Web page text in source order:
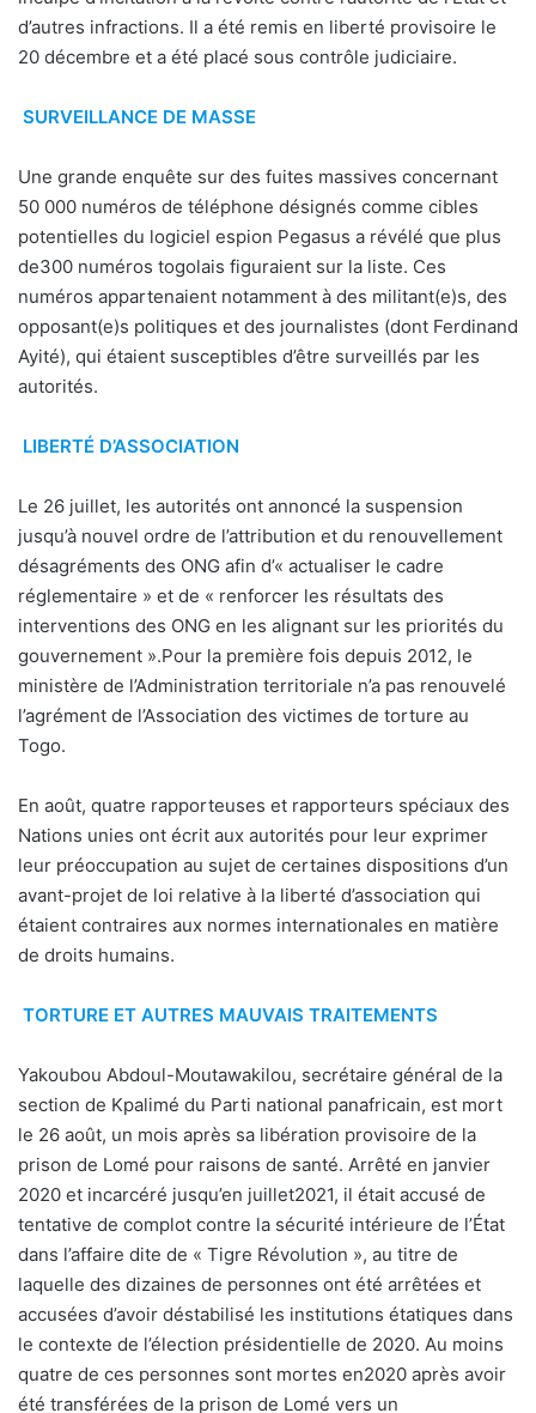
d’autres infractions. Il a été remis en liberté provisoire le
20 décembre et a été placé sous contrôle judiciaire.
SURVEILLANCE DE MASSE
Une grande enquête sur des fuites massives concernant
50 000 numéros de téléphone désignés comme cibles
potentielles du logiciel espion Pegasus a révélé que plus
de300 numéros togolais figuraient sur la liste. Ces
numéros appartenaient notamment à des militant(e)s, des
opposant(e)s politiques et des journalistes (dont Ferdinand
Ayité), qui étaient susceptibles d’être surveillés par les
autorités.
LIBERTÉ D’ASSOCIATION
Le 26 juillet, les autorités ont annoncé la suspension
jusqu’à nouvel ordre de l’attribution et du renouvellement
désagréments des ONG afin d’« actualiser le cadre
réglementaire » et de « renforcer les résultats des
interventions des ONG en les alignant sur les priorités du
gouvernement ».Pour la première fois depuis 2012, le
ministère de l’Administration territoriale n’a pas renouvelé
l’agrément de l’Association des victimes de torture au
Togo.
En août, quatre rapporteuses et rapporteurs spéciaux des
Nations unies ont écrit aux autorités pour leur exprimer
leur préoccupation au sujet de certaines dispositions d’un
avant-projet de loi relative à la liberté d’association qui
étaient contraires aux normes internationales en matière
de droits humains.
TORTURE ET AUTRES MAUVAIS TRAITEMENTS
Yakoubou Abdoul-Moutawakilou, secrétaire général de la
section de Kpalimé du Parti national panafricain, est mort
le 26 août, un mois après sa libération provisoire de la
prison de Lomé pour raisons de santé. Arrêté en janvier
2020 et incarcéré jusqu’en juillet2021, il était accusé de
tentative de complot contre la sécurité intérieure de l’État
dans l’affaire dite de « Tigre Révolution », au titre de
laquelle des dizaines de personnes ont été arrêtées et
accusées d’avoir déstabilisé les institutions étatiques dans
le contexte de l’élection présidentielle de 2020. Au moins
quatre de ces personnes sont mortes en2020 après avoir
été transférées de la prison de Lomé vers un